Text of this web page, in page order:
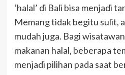
‘halal’ di Bali bisa menjadi
Memang tidak begitu sulit,
mudah juga. Bagi
makanan halal, beberapa
menjadi pilihan pada saat